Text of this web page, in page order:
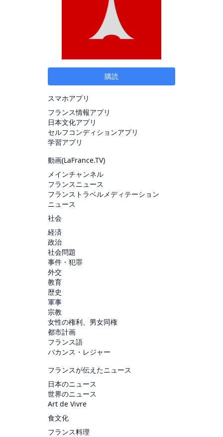
購読
スマホアプリ
フランス情報アプリ
日本文化アプリ
セルフコンディションアプリ
学習アプリ
動画(LaFrance.TV)
メインチャンネル
フランスニュース
フランストラベルメディテーション
ニュース
社会
経済
政治
社会問題
事件・犯罪
外交
教育
歴史
軍事
宗教
女性の権利、男女同権
都市計画
フランス語
バカンス・レジャー
フランスが伝えたニュース
日本のニュース
世界のニュース
Art de Vivre
食文化
フランス料理